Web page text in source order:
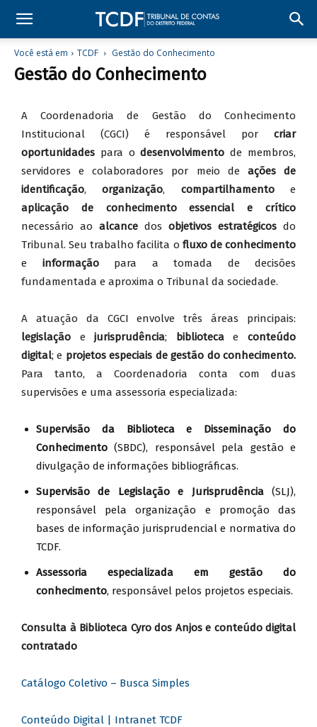
Você está em TCDF Gestão do Conhecimento
Gestão do Conhecimento
A Coordenadoria de Gestão do Conhecimento
Institucional (CGCI) é responsável por criar
oportunidades para odesenvolvimento de membros,
servidores e colaboradores por meio de ações de
identificação,organização, compartilhamentoe
aplicação de conhecimento essencial e crítico
necessário ao alcance dos objetivos estratégicos do
Tribunal. Seu trabalho facilita o fluxo de conhecimento
e informaçãopara a tomada de decisões
fundamentada e aproxima o Tribunal da sociedade.
A atuação da CGCI envolve três áreas principais:
legislação ejurisprudência; bibliotecae conteúdo
digital; e projetos especiais de gestão do conhecimento.
Para tanto, a Coordenadoria conta com duas
supervisões e uma assessoria especializada:
Supervisão da Biblioteca e Disseminação do
Conhecimento (SBDC), responsável pela gestão e
divulgação de informações bibliográficas.
Supervisão de Legislação e Jurisprudência(SLJ),
responsável pela organização e promoção das
bases de informação jurisprudencial e normativa do
TCDF.
Assessoria especializada em gestão do
conhecimento, responsável pelos projetos especiais.
Consulta à Biblioteca Cyro dos Anjos e conteúdo digital
contratado
Catálogo Coletivo – Busca Simples
Conteúdo Digital | Intranet TCDF